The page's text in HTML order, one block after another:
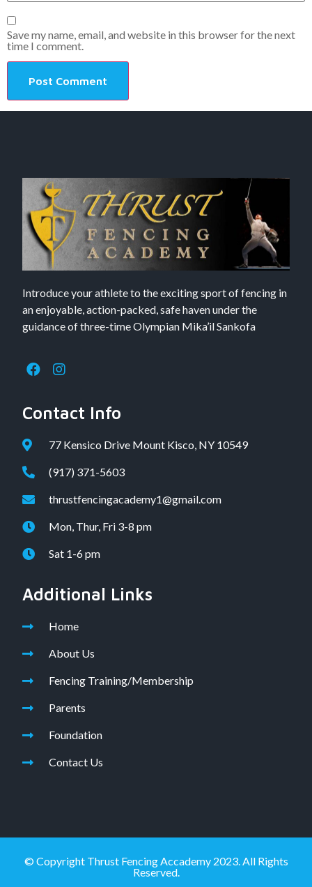
Save my name, email, and website in this browser for the next
time I comment.
Introduce your athlete to the exciting sport of fencing in
an enjoyable, action-packed, safe haven under the
guidance of three-time Olympian Mika’il Sankofa
Contact Info
77 Kensico Drive Mount Kisco, NY 10549
(917) 371-5603
thrustfencingacademy1@gmail.com
Mon, Thur, Fri 3-8 pm
Sat 1-6 pm
Additional Links
Home
About Us
Fencing Training/Membership
Parents
Foundation
Contact Us
© Copyright Thrust Fencing Accademy 2023. All Rights
Reserved.